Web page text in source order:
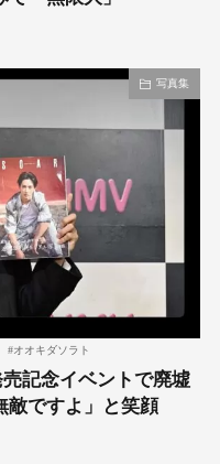
写真集
#オオキダソラト
記念イベントで廃墟
敵ですよ」と笑顔